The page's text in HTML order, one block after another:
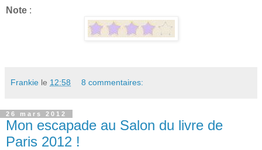
Note :
Frankie le 12:58 8 commentaires:
26 mars 2012
Mon escapade au Salon du livre de
Paris 2012 !